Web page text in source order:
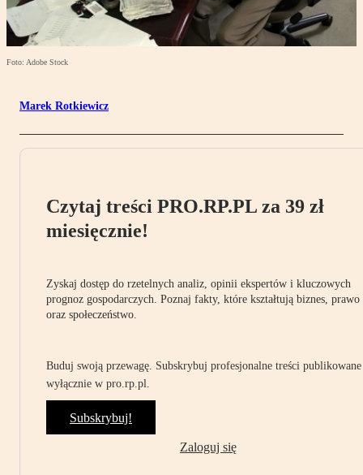
Foto: Adobe Stock
Marek Rotkiewicz
Czytaj treści PRO.RP.PL za 39 zł
miesięcznie!
Zyskaj dostęp do rzetelnych analiz, opinii ekspertów i kluczowych
prognoz gospodarczych. Poznaj fakty, które kształtują biznes, prawo
oraz społeczeństwo.
Buduj swoją przewagę. Subskrybuj profesjonalne treści publikowane
wyłącznie w pro.rp.pl.
Subskrybuj!
Zaloguj się